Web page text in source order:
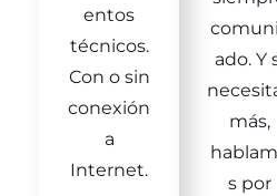
entos
técnicos.
Con o sin
conexión
a
Internet.
ado. Y
más,
s por